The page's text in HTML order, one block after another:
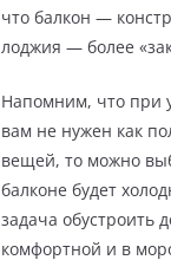
что балкон —
лоджия — более
Напомним, что при
вам не нужен как
вещей, то можно
балконе будет
задача обустроить
комфортной и в